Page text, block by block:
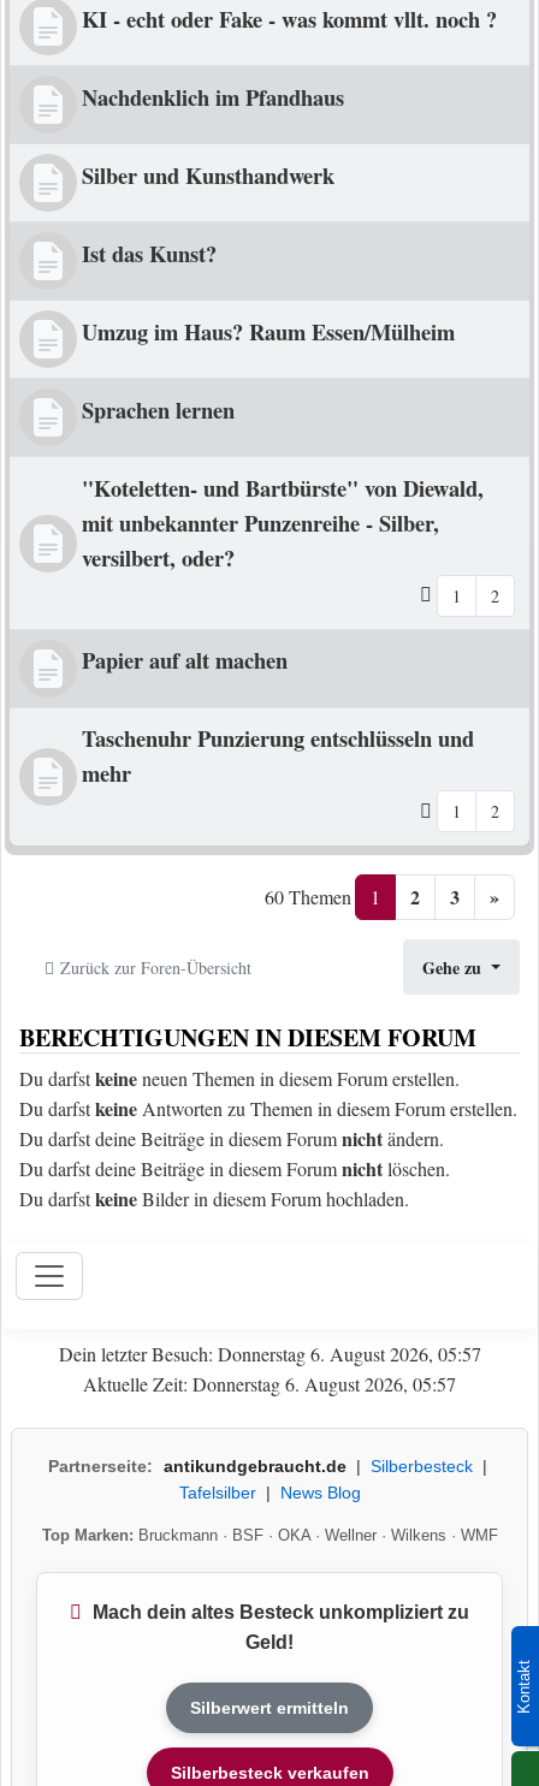
Kontakt
KI - echt oder Fake - was kommt vllt. noch ?
Nachdenklich im Pfandhaus
Silber und Kunsthandwerk
Ist das Kunst?
Umzug im Haus? Raum Essen/Mülheim
Sprachen lernen
"Koteletten- und Bartbürste" von Diewald,
mit unbekannter Punzenreihe - Silber,
versilbert, oder?
1 2
Papier auf alt machen
Taschenuhr Punzierung entschlüsseln und
mehr
1 2
60 Themen 1 2 3 »
Zurück zur Foren-Übersicht Gehe zu
BERECHTIGUNGEN IN DIESEM FORUM
Du darfstkeineneuen Themen in diesem Forum erstellen.
Du darfstkeineAntworten zu Themen in diesem Forum erstellen.
Du darfst deine Beiträge in diesem Forumnichtändern.
Du darfst deine Beiträge in diesem Forumnichtlöschen.
Du darfstkeineBilder in diesem Forum hochladen.
Dein letzter Besuch: Donnerstag 6. August 2026, 05:57
Aktuelle Zeit: Donnerstag 6. August 2026, 05:57
Partnerseite: antikundgebraucht.de| Silberbesteck|
Tafelsilber| News Blog
Top Marken: Bruckmann· BSF· OKA· Wellner· Wilkens · WMF
Mach dein altes Besteck unkompliziert zu
Geld!
Silberwert ermitteln
Silberbesteck verkaufen